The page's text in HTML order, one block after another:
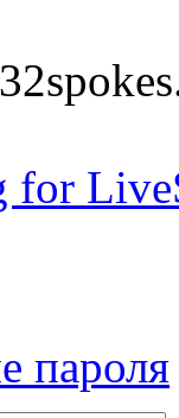
for
пароля